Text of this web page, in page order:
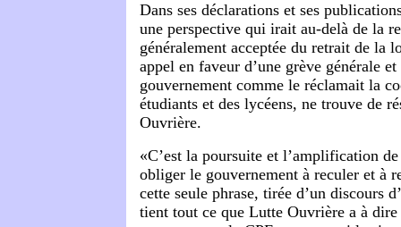
Dans ses déclarations et ses
une perspective qui irait au-delà de la
généralement acceptée du retrait de la
appel en faveur d’une grève générale
gouvernement comme le réclamait la
étudiants et des lycéens, ne trouve de
Ouvrière.
«C’est la poursuite et l’amplification
obliger le gouvernement à reculer et à
cette seule phrase, tirée d’un discours
tient tout ce que Lutte Ouvrière a à